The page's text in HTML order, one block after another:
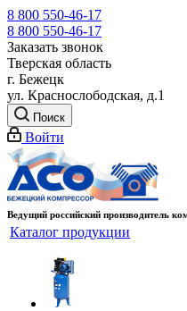
8 800 550-46-17
8 800 550-46-17
Заказать звонок
Тверская область
г. Бежецк
ул. Краснослободская, д.1
Поиск
Войти
Ведущий российский производитель
Каталог продукции